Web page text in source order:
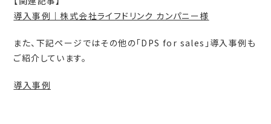
導入事例｜株式会社ライフドリンク カンパニー様
また、下記ページではその他の「DPS for sales」導入事例も
ご紹介しています。
導入事例